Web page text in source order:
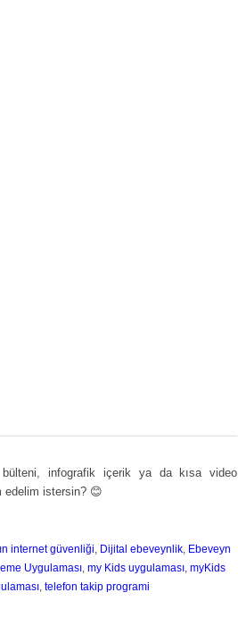
infografik içerik ya da kısa video
edelim istersin? 😊
internet güvenliği Dijital ebeveynlik Ebeveyn
Uygulaması my Kids uygulaması myKids
telefon takip programi